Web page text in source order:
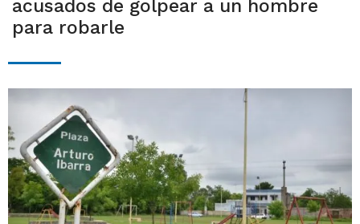
acusados de golpear a un hombre
para robarle